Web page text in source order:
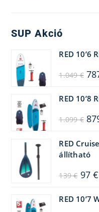
SUP Akció
RED 10’6
1.049€ price
RED 10’8
1.099€
RED
állítható
139€ price
97€
RED 10’7